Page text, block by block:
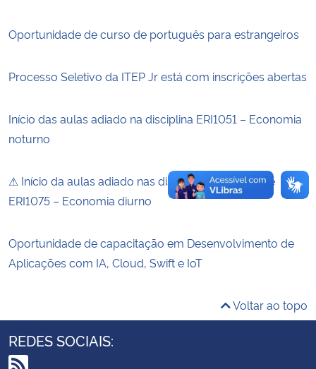
Oportunidade de curso de português para estrangeiros
Processo Seletivo da ITEP Jr está com inscrições abertas
Início das aulas adiado na disciplina ERI1051 – Economia
noturno
⚠ Início da aulas adiado nas disciplinas CAD1000 e
ERI1075 – Economia diurno
Oportunidade de capacitação em Desenvolvimento de
Aplicações com IA, Cloud, Swift e IoT
Voltar ao topo
REDES SOCIAIS: